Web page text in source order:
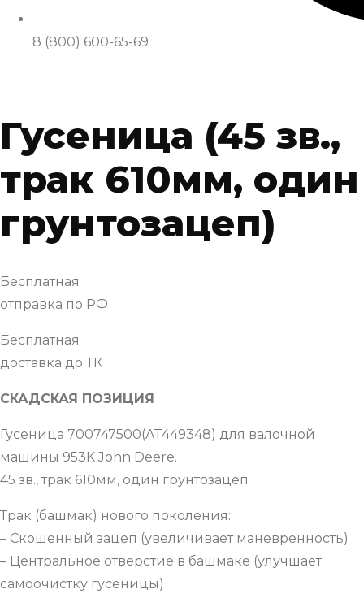
8 (800) 600-65-69
Гусеница (45 зв.,
трак 610мм, один
грунтозацеп)
Бесплатная
отправка по РФ
Бесплатная
доставка до ТК
СКАДСКАЯ ПОЗИЦИЯ
Гусеница 700747500(AT449348) для валочной
машины 953K John Deere.
45 зв., трак 610мм, один грунтозацеп
Трак (башмак) нового поколения:
– Скошенный зацеп (увеличивает маневренность)
– Центральное отверстие в башмаке (улучшает
самоочистку гусеницы)